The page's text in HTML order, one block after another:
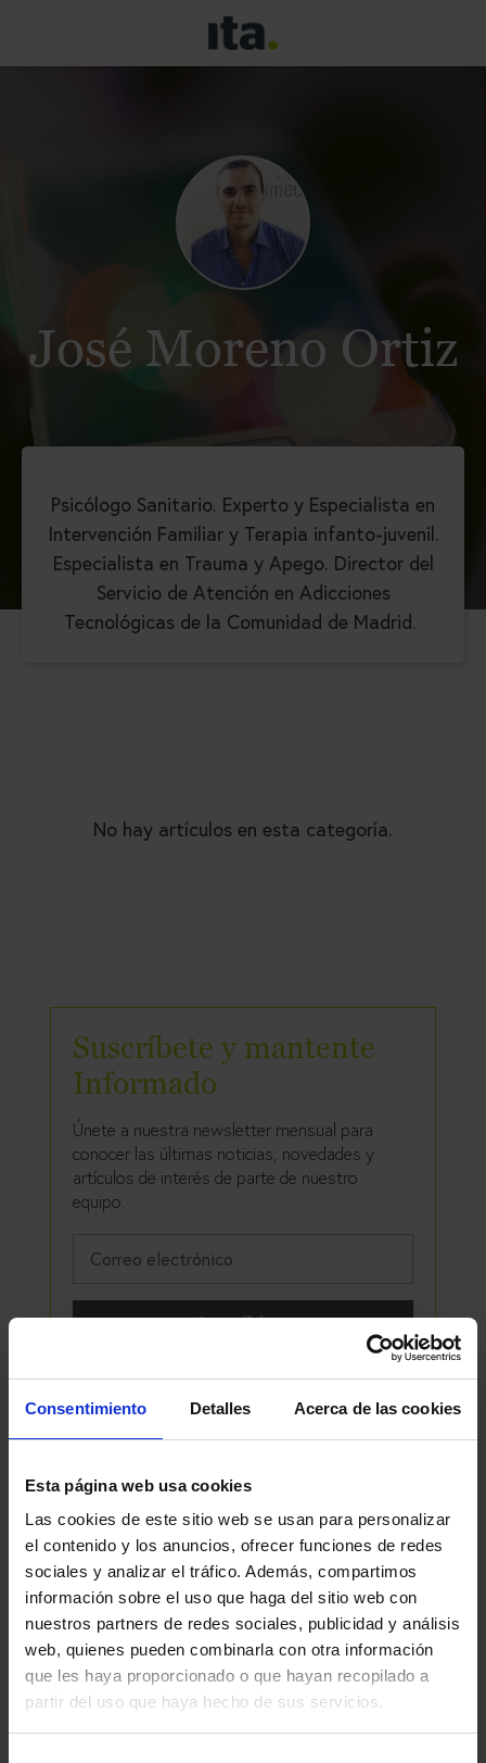
Consentimiento Detalles Acerca de las cookies
Esta página web usa cookies
Las cookies de este sitio web se usan para personalizar
el contenido y los anuncios, ofrecer funciones de redes
sociales y analizar el tráfico. Además, compartimos
información sobre el uso que haga del sitio web con
nuestros partners de redes sociales, publicidad y análisis
web, quienes pueden combinarla con otra información
que les haya proporcionado o que hayan recopilado a
partir del uso que haya hecho de sus servicios.
José Moreno Ortiz
Psicólogo Sanitario. Experto y Especialista en
Intervención Familiar y Terapia infanto-juvenil.
Especialista en Trauma y Apego. Director del
Servicio de Atención en Adicciones
Tecnológicas de la Comunidad de Madrid.
No hay artículos en esta categoría.
Suscríbete y mantente
Informado
Únete a nuestra newsletter mensual para
conocer las últimas noticias, novedades y
artículos de interés de parte de nuestro
equipo.
Suscribirme
Conoce
Nuestros
Centros
Contacta con nosotros